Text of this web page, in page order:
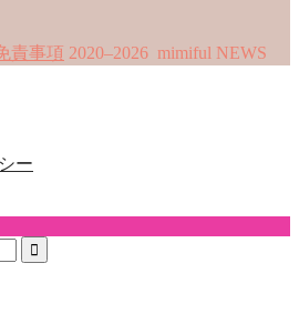
責事項 2020–2026 mimiful NEWS
ー